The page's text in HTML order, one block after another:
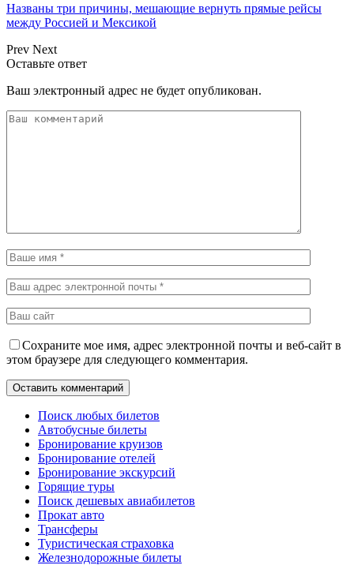
Названы три причины, мешающие вернуть прямые рейсы
между Россией и Мексикой
Prev Next
Оставьте ответ
Ваш электронный адрес не будет опубликован.
Сохраните мое имя, адрес электронной почты и веб-сайт в
этом браузере для следующего комментария.
Поиск любых билетов
Автобусные билеты
Бронирование круизов
Бронирование отелей
Бронирование экскурсий
Горящие туры
Поиск дешевых авиабилетов
Прокат авто
Трансферы
Туристическая страховка
Железнодорожные билеты